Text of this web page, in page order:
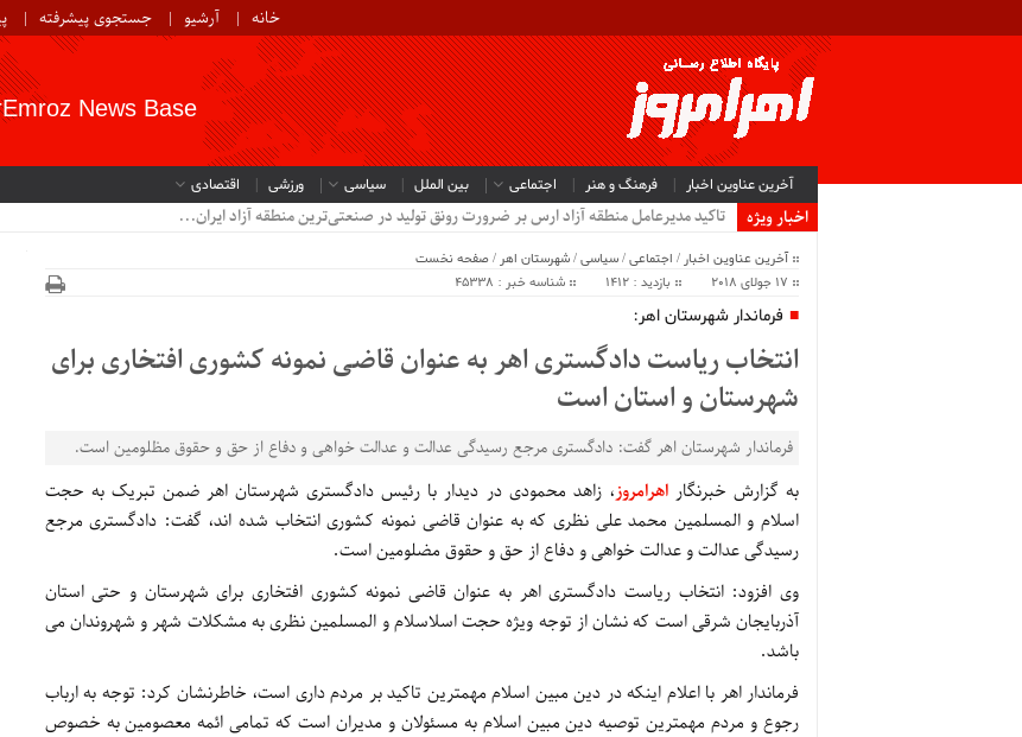
خانه آرشیو جستجوی پیشرفته
News Base
آخرین عناوین اخبار فرهنگ و هنر اجتماعی بین الملل سیاسی ورزشی اقتصادی
اخبار ویژه
تاکید مدیرعامل منطقه آزاد ارس بر ضرورت رونق تولید در صنعتی‌ترین منطقه آزاد ایران...
آخرین عناوین اخبار / اجتماعی/سیاسی/شهرستان اهر /صفحه نخست
17 جولای 2018
بازدید : 1412 شناسه خبر : 45338
فرماندار شهرستان اهر:
انتخاب ریاست دادگستری اهر به عنوان قاضی نمونه کشوری افتخاری برای
شهرستان و استان است
فرماندار شهرستان اهر گفت: دادگستری مرجع رسیدگی عدالت و عدالت خواهی و دفاع از حق و حقوق مظلومین است.
به گزارش خبرنگاراهرامروز، زاهد محمودی در دیدار با رئیس دادگستری شهرستان اهر ضمن تبریک به حجت
اسلام و المسلمین محمد علی نظری که به عنوان قاضی نمونه کشوری انتخاب شده اند، گفت: دادگستری مرجع
رسیدگی عدالت و عدالت خواهی و دفاع از حق و حقوق مضلومین است.
وی افزود: انتخاب ریاست دادگستری اهر به عنوان قاضی نمونه کشوری افتخاری برای شهرستان و حتی استان
آذربایجان شرقی است که نشان از توجه ویژه حجت اسلاسلام و المسلمین نظری به مشکلات شهر و شهروندان می
باشد.
فرماندار اهر با اعلام اینکه در دین مبین اسلام مهمترین تاکید بر مردم داری است، خاطرنشان کرد: توجه به ارباب
رجوع و مردم مهمترین توصیه دین مبین اسلام به مسئولان و مدیران است که تمامی ائمه معصومین به خصوص